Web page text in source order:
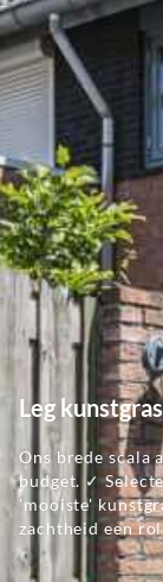
Leg
Ons brede scala
budget. ✓
'mooiste'
zachtheid een